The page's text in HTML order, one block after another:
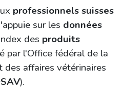
professionnels suisses
sur les données
des produits
par l'Office fédéral de la
affaires vétérinaires
).